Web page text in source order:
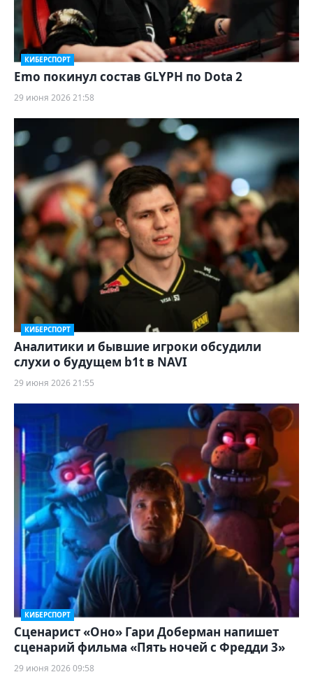
КИБЕРСПОРТ
Emo покинул состав GLYPH по Dota 2
29 июня 2026 21:58
КИБЕРСПОРТ
Аналитики и бывшие игроки обсудили
слухи о будущем b1t в NAVI
29 июня 2026 21:55
КИБЕРСПОРТ
Сценарист «Оно» Гари Доберман напишет
сценарий фильма «Пять ночей с Фредди 3»
29 июня 2026 09:58